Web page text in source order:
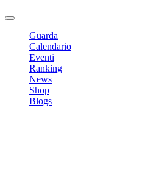
Guarda
Calendario
Eventi
Ranking
News
Shop
Blogs